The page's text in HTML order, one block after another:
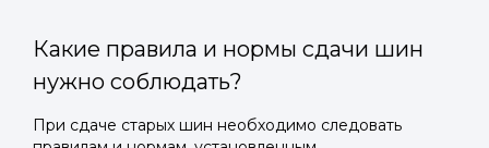
Какие правила и нормы сдачи шин
нужно соблюдать?
При сдаче старых шин необходимо следовать